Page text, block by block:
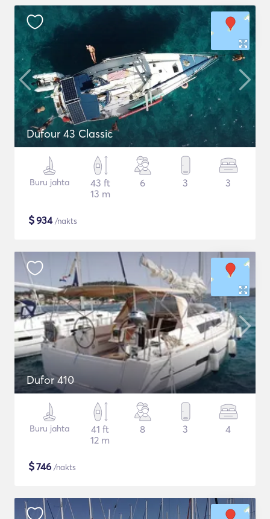
Dufour 43 Classic
Buru jahta
43 ft
13 m
6 3 3
$934/nakts
Dufor 410
Buru jahta
41 ft
12 m
8 3 4
$746 /nakts